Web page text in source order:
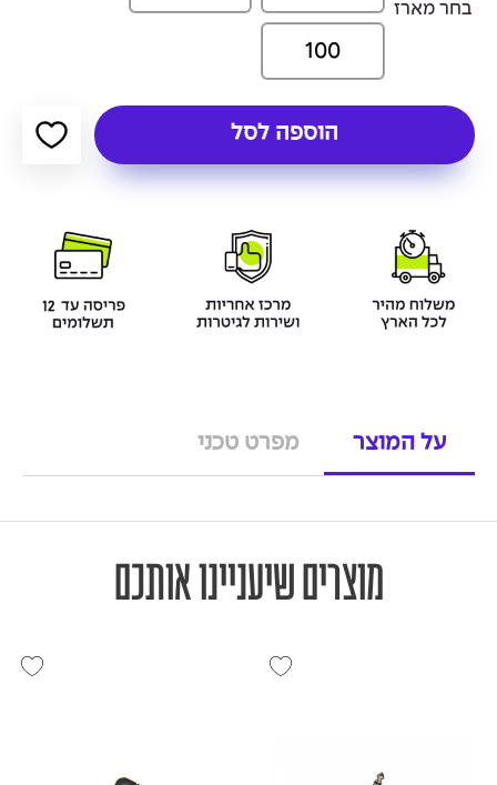
בחר מארז
100
הוספה לסל
על המוצר מפרט טכני
מוצרים שיעניינו אותכם